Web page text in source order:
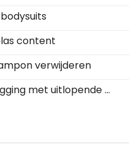
content
verwijderen
met uitlopende ...